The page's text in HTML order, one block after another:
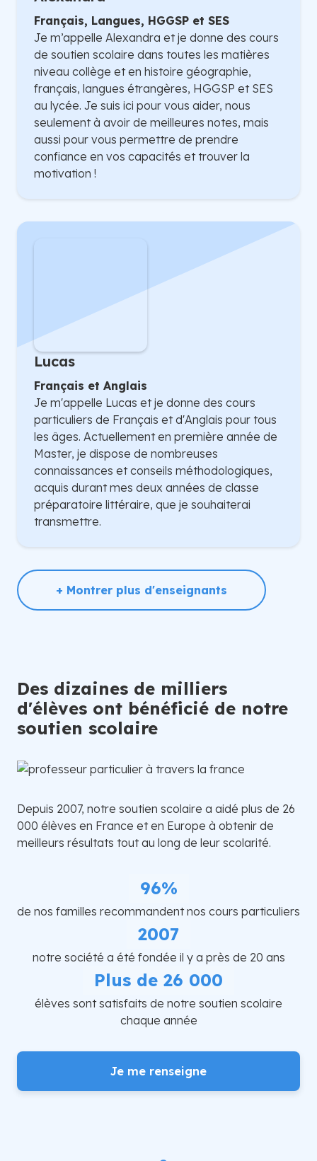
Français, Langues, HGGSP et SES
Je m’appelle Alexandra et je donne des cours
de soutien scolaire dans toutes les matières
niveau collège et en histoire géographie,
français, langues étrangères, HGGSP et SES
au lycée. Je suis ici pour vous aider, nous
seulement à avoir de meilleures notes, mais
aussi pour vous permettre de prendre
confiance en vos capacités et trouver la
motivation !
Lucas
Français et Anglais
Je m'appelle Lucas et je donne des cours
particuliers de Français et d'Anglais pour tous
les âges. Actuellement en première année de
Master, je dispose de nombreuses
connaissances et conseils méthodologiques,
acquis durant mes deux années de classe
préparatoire littéraire, que je souhaiterai
transmettre.
+ Montrer plus d'enseignants
Des dizaines de milliers
d'élèves ont bénéficié de notre
soutien scolaire
Depuis 2007, notre soutien scolaire a aidé plus de 26
000 élèves en France et en Europe à obtenir de
meilleurs résultats tout au long de leur scolarité.
96%
de nos familles recommandent nos cours particuliers
2007
notre société a été fondée il y a près de 20 ans
Plus de 26 000
élèves sont satisfaits de notre soutien scolaire
chaque année
Je me renseigne